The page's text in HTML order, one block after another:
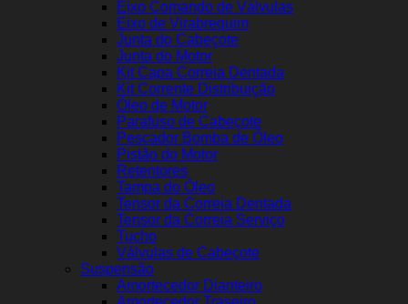
Eixo Comando de Válvulas
Eixo de Virabrequim
Junta do Cabeçote
Junta do Motor
Kit Capa Correia Dentada
Kit Corrente Distribuição
Óleo de Motor
Parafuso de Cabeçote
Pescador Bomba de Óleo
Pistão do Motor
Retentores
Tampa do Óleo
Tensor da Correia Dentada
Tensor da Correia Serviço
Tucho
Válvulas de Cabeçote
Suspensão
Amortecedor Dianteiro